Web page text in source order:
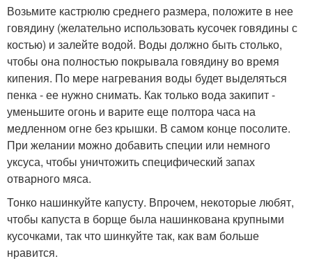
Возьмите кастрюлю среднего размера, положите в нее
говядину (желательно использовать кусочек говядины с
костью) и залейте водой. Воды должно быть столько,
чтобы она полностью покрывала говядину во время
кипения. По мере нагревания воды будет выделяться
пенка - ее нужно снимать. Как только вода закипит -
уменьшите огонь и варите еще полтора часа на
медленном огне без крышки. В самом конце посолите.
При желании можно добавить специи или немного
уксуса, чтобы уничтожить специфический запах
отварного мяса.
Тонко нашинкуйте капусту. Впрочем, некоторые любят,
чтобы капуста в борще была нашинкована крупными
кусочками, так что шинкуйте так, как вам больше
нравится.